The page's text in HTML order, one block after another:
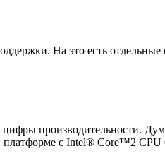
На это есть
производительности.
с Intel® Core™2 CPU